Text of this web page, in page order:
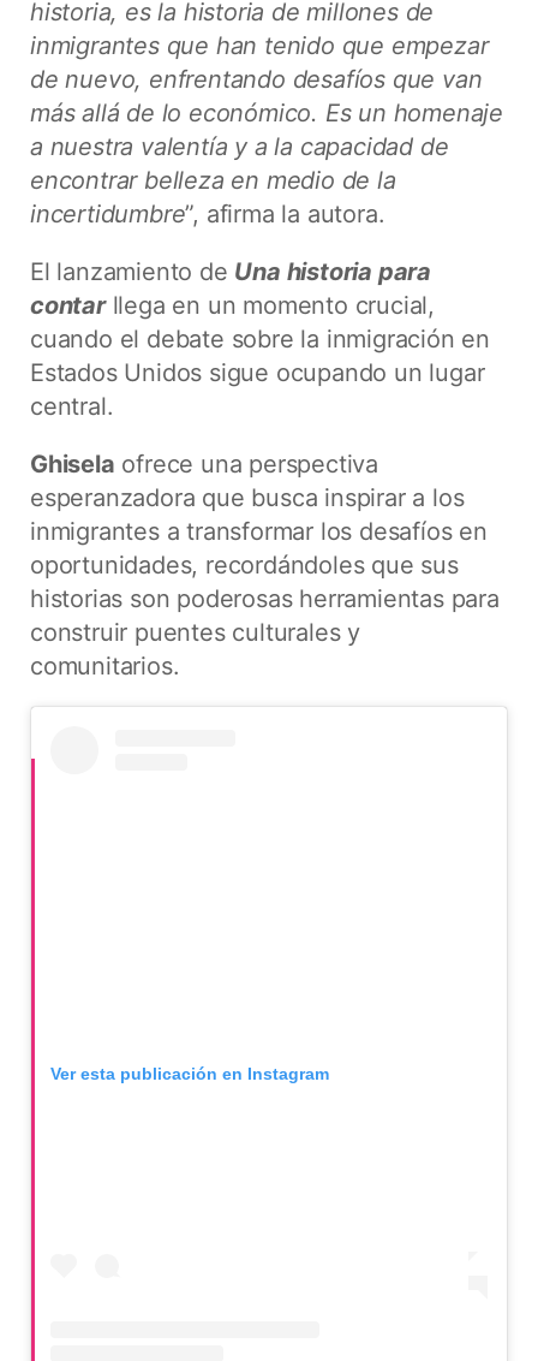
historia, es la historia de millones de
inmigrantes que han tenido que empezar
de nuevo, enfrentando desafíos que van
más allá de lo económico. Es un homenaje
a nuestra valentía y a la capacidad de
encontrar belleza en medio de la
incertidumbre”, afirma la autora.
El lanzamiento de Una historia para
contarllega en un momento crucial,
cuando el debate sobre la inmigración en
Estados Unidos sigue ocupando un lugar
central.
Ghisela ofrece una perspectiva
esperanzadora que busca inspirar a los
inmigrantes a transformar los desafíos en
oportunidades, recordándoles que sus
historias son poderosas herramientas para
construir puentes culturales y
comunitarios.
Ver esta publicación en Instagram